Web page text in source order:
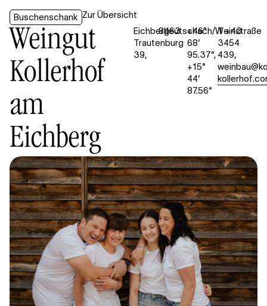
Buschenschank Zur Übersicht
Weingut
Kollerhof
am
Eichberg
Eichberg-
Trautenburg
39,
8463
Leutschach/Weinstraße
+46°
68‘
95.37“,
+15°
44‘
87.56“
T +43
3454
439,